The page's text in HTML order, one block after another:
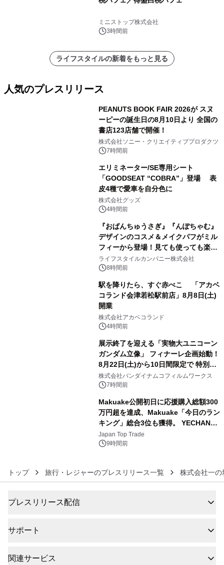
ミニストップ株式会社
3時間前
ライフスタイルの新着をもっと見る
人気のプレスリリース
PEANUTS BOOK FAIR 2026が スヌ
ーピーの誕生日の8月10日より 全国の
書店123店舗で開催！
株式会社ソニー・クリエイティブプロダクツ
7時間前
エリミネーター/SE専用シート
「GOODSEAT “COBRA”」登場 表
皮4種で愛車を自分色に
株式会社グッズ
4時間前
『おぱんちゅうさぎ』『んぽちゃむ』
デザインのコスメ＆メイクパフがミル
フィーから登場！見ても使っても楽し
い、ポップでキュートなコレクショ
ン。
ライフスタイルカンパニー株式会社
8時間前
駅を降りたら、すぐ赤べこ 「アカベ
コランド会津若松駅前店」8月8日(土)
開業
株式会社アカベコランド
4時間前
展示終了を迎える「実物大ユニコーン
ガンダム立像」 フィナーレ企画始動！
8月22日(土)から10日間限定で 特別映
像『UNICORN GUNDAM Statue ―
BEYOND POSSIBILITY ―』を上映！
株式会社バンダイナムコフィルムワークス
7時間前
Makuake公開初日に応援購入総額300
万円超を達成、Makuake「今日のラン
キング」総合3位も獲得。 YECHAN音
浴シンギングボウル第2弾の大型サイ
ズ（XL・2XL・3XL）を先行販売中
Japan Top Trade
9時間前
トップ 旅行・レジャーのプレスリリース一覧 株式会社一の
プレスリリース配信
サポート
関連サービス